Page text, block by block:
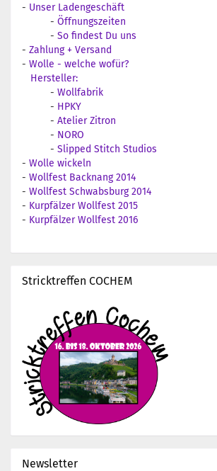
- Unser Ladengeschäft
- Öffnungszeiten
- So findest Du uns
- Zahlung + Versand
- Wolle - welche wofür?
Hersteller:
- Wollfabrik
- HPKY
- Atelier Zitron
- NORO
- Slipped Stitch Studios
- Wolle wickeln
- Wollfest Backnang 2014
- Wollfest Schwabsburg 2014
- Kurpfälzer Wollfest 2015
- Kurpfälzer Wollfest 2016
Stricktreffen COCHEM
Newsletter